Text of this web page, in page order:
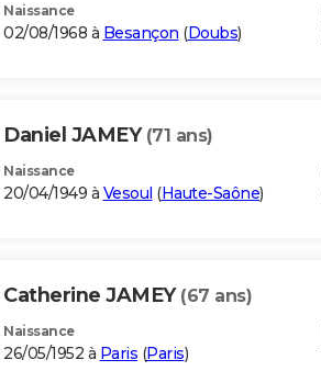
Naissance
02/08/1968 à Besançon (Doubs)
Daniel JAMEY (71 ans)
Naissance
20/04/1949 à Vesoul (Haute-Saône)
Catherine JAMEY (67 ans)
Naissance
26/05/1952 à Paris (Paris)